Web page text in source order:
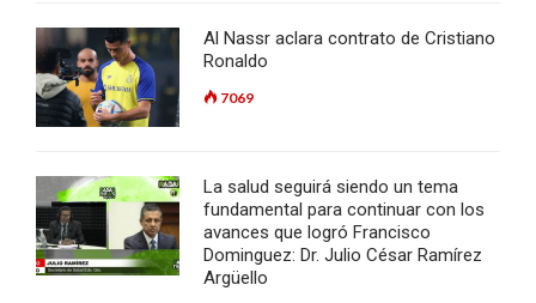
Al Nassr aclara contrato de Cristiano
Ronaldo
7069
La salud seguirá siendo un tema
fundamental para continuar con los
avances que logró Francisco
Dominguez: Dr. Julio César Ramírez
Argüello